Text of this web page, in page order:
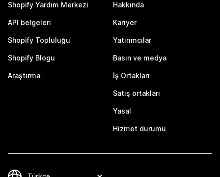
Shopify Yardım Merkezi
API belgeleri
Shopify Topluluğu
Shopify Blogu
Araştırma
Hakkında
Kariyer
Yatırımcılar
Basın ve medya
İş Ortakları
Satış ortakları
Yasal
Hizmet durumu